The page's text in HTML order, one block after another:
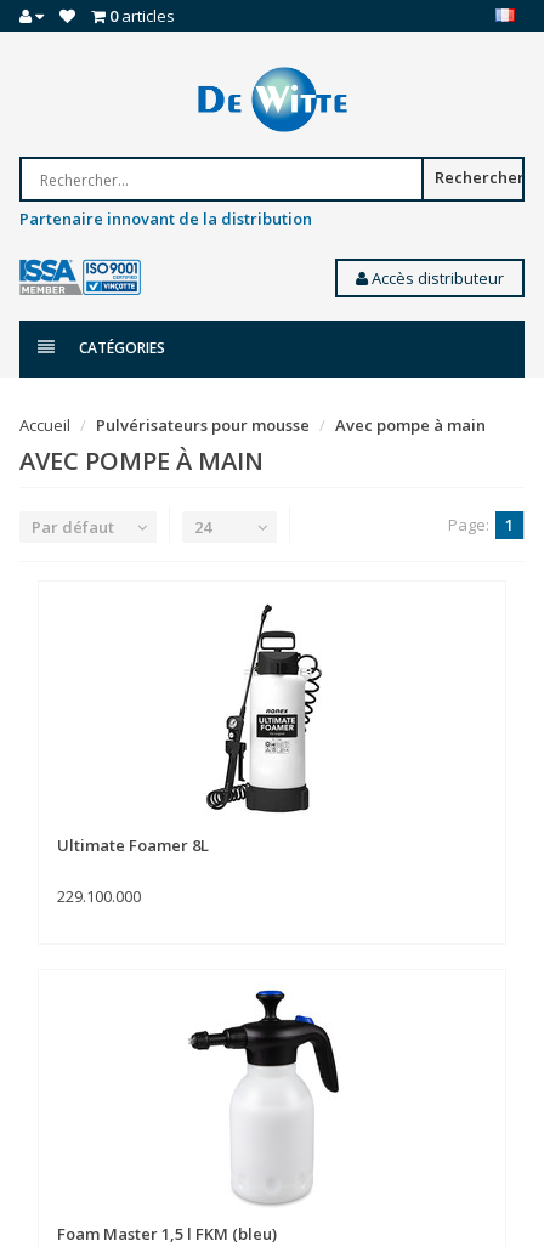
0articles
Rechercher
Partenaire innovant de la distribution
Accès distributeur
CATÉGORIES
Accueil Pulvérisateurs pour mousse Avec pompe à main
AVEC POMPE À MAIN
Par défaut 24 Page: 1
Ultimate Foamer 8L
229.100.000
Foam Master 1,5 l FKM (bleu)